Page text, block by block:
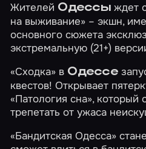
Жителей Одессыждет
на выживание» – экшн,
основного сюжета
экстремальную (21+)
«Сходка» в Одессе
квестов! Открывает
«Патология сна», который
трепетать от ужаса
«Бандитская Одесса»